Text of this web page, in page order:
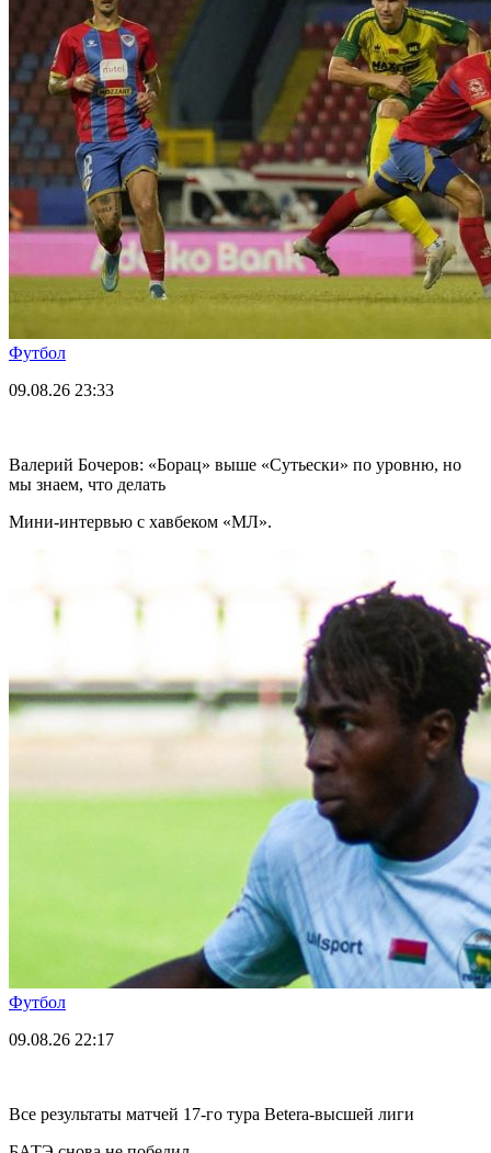
Футбол
09.08.26 23:33
Валерий Бочеров: «Борац» выше «Сутьески» по уровню, но
мы знаем, что делать
Мини-интервью с хавбеком «МЛ».
Футбол
09.08.26 22:17
Все результаты матчей 17-го тура Betera-высшей лиги